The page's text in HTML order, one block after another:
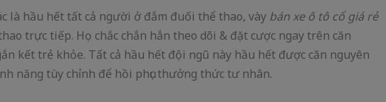
là hầu hết tất cả người ở đắm đuối thể thao, vày bán xe ô tô cổ giá rẻ
trực tiếp. Họ chắc chắn hẳn theo dõi & đặt cược ngay trên căn
kết trẻ khỏe. Tất cả hầu hết đội ngũ này hầu hết được căn nguyên
năng tùy chỉnh để hồi phục thưởng thức tư nhân.